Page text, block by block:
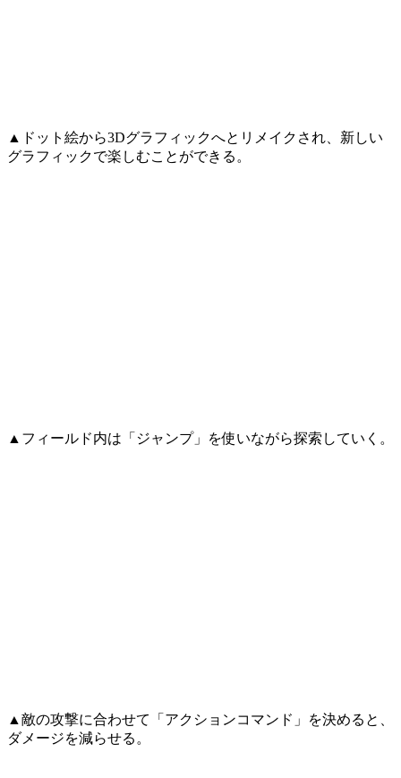
▲ドット絵から3Dグラフィックへとリメイクされ、新しい
グラフィックで楽しむことができる。
▲フィールド内は「ジャンプ」を使いながら探索していく。
▲敵の攻撃に合わせて「アクションコマンド」を決めると、
ダメージを減らせる。